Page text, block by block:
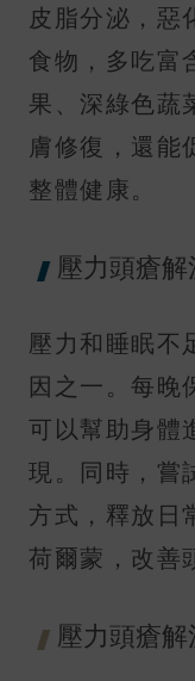
皮脂分泌，惡
食物，多吃富
果、深綠色蔬
膚修復，還能
整體健康。
壓力頭瘡
壓力和睡眠不
因之一。每晚
可以幫助身體
現。同時，嘗
方式，釋放日
荷爾蒙，改善
壓力頭瘡